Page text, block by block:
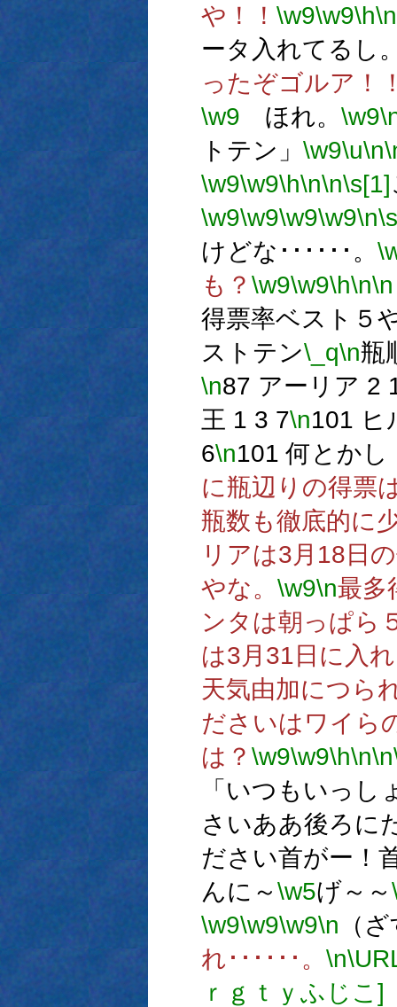
や！！ \w9\w9\h\n
ータ入れてるし
ったぞゴルア！
\w9 ほれ。 \w9
トテン」 \w9\u\n
\w9\w9\h\n\n\s[1]
\w9\w9\w9\w9\n
けどな･･････。
も？ \w9\w9\h\n\n
得票率ベスト５
ストテン\_q\n瓶
\n87 アーリア 2
王 1 3 7\n101 ヒ
6\n101 何とかし
に瓶辺りの得票
瓶数も徹底的に
リアは3月18日
やな。 \w9\n最多
ンタは朝っぱら
は3月31日に入
天気由加につら
ださいはワイら
は？ \w9\w9\h\n\n
「いつもいっし
さいああ後ろに
ださい首がー！
んに～\w5げ～～
\w9\w9\w9\n （
れ･･････。 \n
ｒｇｔｙふじこ]